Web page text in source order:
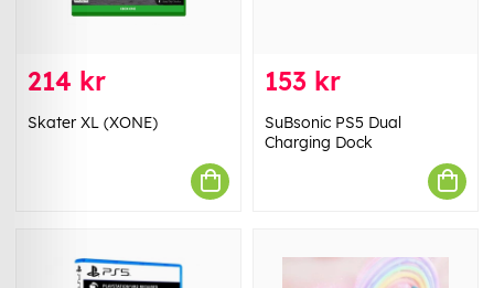
214 kr
Skater XL (XONE)
153 kr
SuBsonic PS5 Dual
Charging Dock